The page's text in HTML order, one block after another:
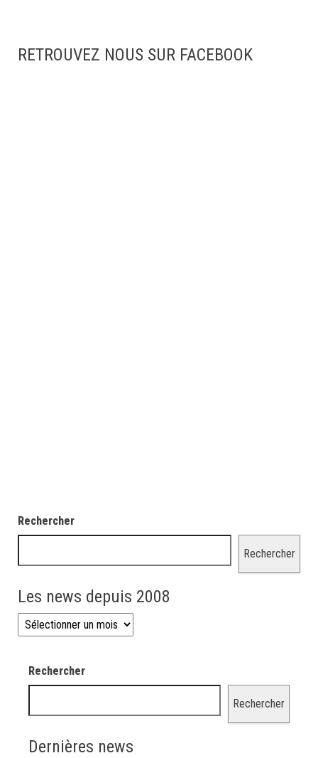
RETROUVEZ NOUS SUR FACEBOOK
Rechercher
Rechercher
Les news depuis 2008
Les news depuis 2008
Rechercher
Rechercher
Dernières news